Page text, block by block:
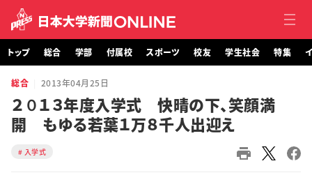
トップ
総合
学部・大学院
トップ 総合 学部 付属校 スポーツ 校友 学生社会 特集
総合 2013年04月25日
２０１３年度入学式 快晴の下、笑顔満
開 もゆる若葉１万８千人出迎え
入学式